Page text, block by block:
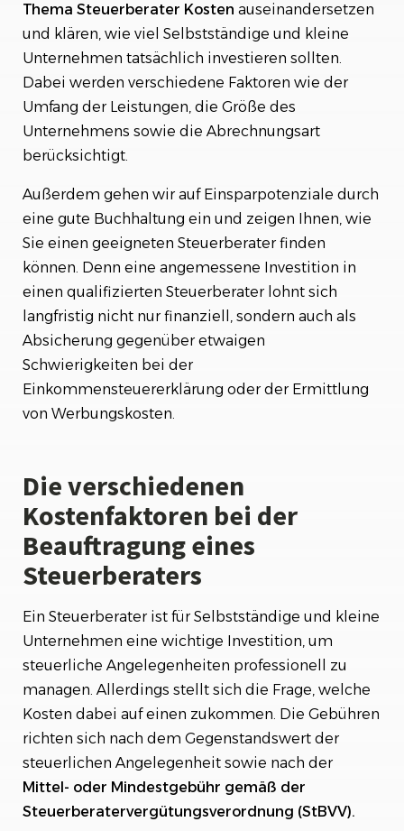
Thema Steuerberater Kosten auseinandersetzen
und klären, wie viel Selbstständige und kleine
Unternehmen tatsächlich investieren sollten.
Dabei werden verschiedene Faktoren wie der
Umfang der Leistungen, die Größe des
Unternehmens sowie die Abrechnungsart
berücksichtigt.
Außerdem gehen wir auf Einsparpotenziale durch
eine gute Buchhaltung ein und zeigen Ihnen, wie
Sie einen geeigneten Steuerberater finden
können. Denn eine angemessene Investition in
einen qualifizierten Steuerberater lohnt sich
langfristig nicht nur finanziell, sondern auch als
Absicherung gegenüber etwaigen
Schwierigkeiten bei der
Einkommensteuererklärung oder der Ermittlung
von Werbungskosten.
Die verschiedenen
Kostenfaktoren bei der
Beauftragung eines
Steuerberaters
Ein Steuerberater ist für Selbstständige und kleine
Unternehmen eine wichtige Investition, um
steuerliche Angelegenheiten professionell zu
managen. Allerdings stellt sich die Frage, welche
Kosten dabei auf einen zukommen. Die Gebühren
richten sich nach dem Gegenstandswert der
steuerlichen Angelegenheit sowie nach der
Mittel- oder Mindestgebühr gemäß der
Steuerberatervergütungsverordnung (StBVV).